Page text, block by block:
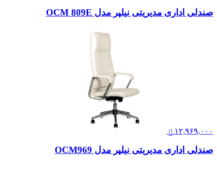
صندلی اداری مدیریتی نیلپر مدل OCM 809E
۱۲,۹۶۹,۰۰۰
صندلی اداری مدیریتی نیلپر مدل OCM969